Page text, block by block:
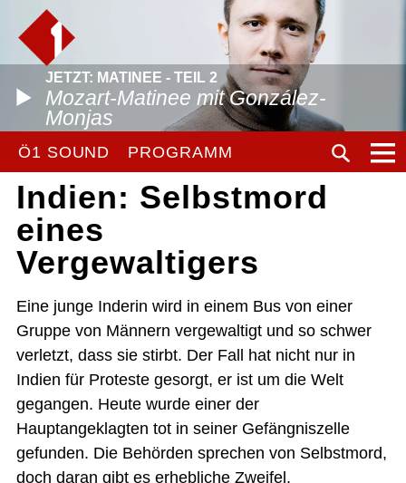
JETZT: MATINEE - TEIL 2
Mozart-Matinee mit González-
Monjas
Ö1 SOUND PROGRAMM
Indien: Selbstmord
eines
Vergewaltigers
Eine junge Inderin wird in einem Bus von einer
Gruppe von Männern vergewaltigt und so schwer
verletzt, dass sie stirbt. Der Fall hat nicht nur in
Indien für Proteste gesorgt, er ist um die Welt
gegangen. Heute wurde einer der
Hauptangeklagten tot in seiner Gefängniszelle
gefunden. Die Behörden sprechen von Selbstmord,
doch daran gibt es erhebliche Zweifel.